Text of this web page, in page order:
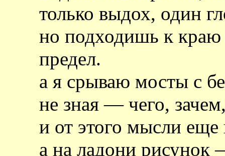
только выдох, один
но подходишь к
предел.
а я срываю мосты с
не зная — чего,
и от этого мысли еще
а на ладони